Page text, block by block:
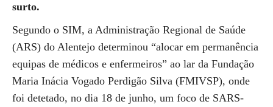
surto.
Segundo o SIM, a Administração Regional de Saúde
(ARS) do Alentejo determinou “alocar em permanência
equipas de médicos e enfermeiros” ao lar da Fundação
Maria Inácia Vogado Perdigão Silva (FMIVSP), onde
foi detetado, no dia 18 de junho, um foco de SARS-